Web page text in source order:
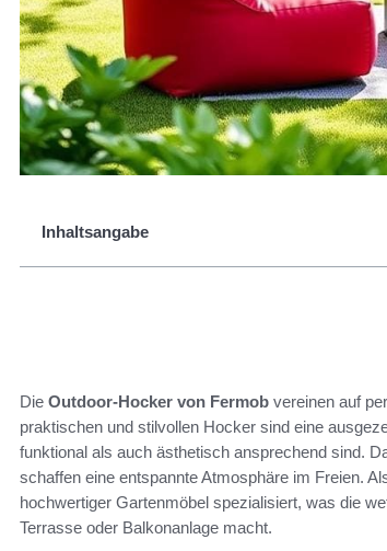
Inhaltsangabe
Die Outdoor-Hocker von Fermob vereinen auf
praktischen und stilvollen Hocker sind eine
funktional als auch ästhetisch ansprechend sind.
schaffen eine entspannte Atmosphäre im Freien.
hochwertiger Gartenmöbel spezialisiert, was die
Terrasse oder Balkonanlage macht.